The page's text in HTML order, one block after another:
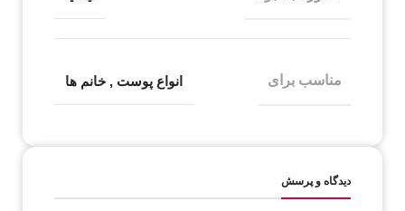
مناسب برای انواع پوست , خانم ها
دیدگاه و پرسش